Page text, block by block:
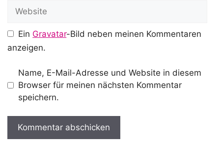
Website
Ein Gravatar-Bild neben meinen Kommentaren
anzeigen.
Name, E-Mail-Adresse und Website in diesem
Browser für meinen nächsten Kommentar
speichern.